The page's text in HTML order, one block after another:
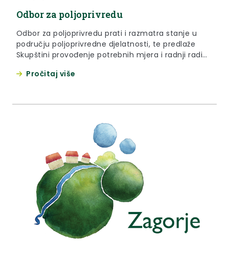
Odbor za poljoprivredu
Odbor za poljoprivredu prati i razmatra stanje u
području poljoprivredne djelatnosti, te predlaže
Skupštini provođenje potrebnih mjera i radnji radi
Pročitaj više